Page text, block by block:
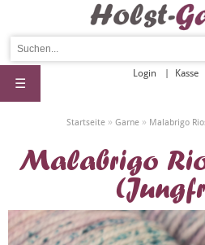
Login Kasse
☰
Startseite » Garne » Malabrigo
Malabrigo